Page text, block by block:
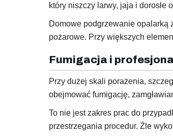
który niszczy larwy, jaja i
Domowe podgrzewanie opalarką
pożarowe. Przy większych
Fumigacja i
Przy dużej skali porażenia,
obejmować fumigację,
To nie jest zakres prac do
przestrzegania procedur. Źle